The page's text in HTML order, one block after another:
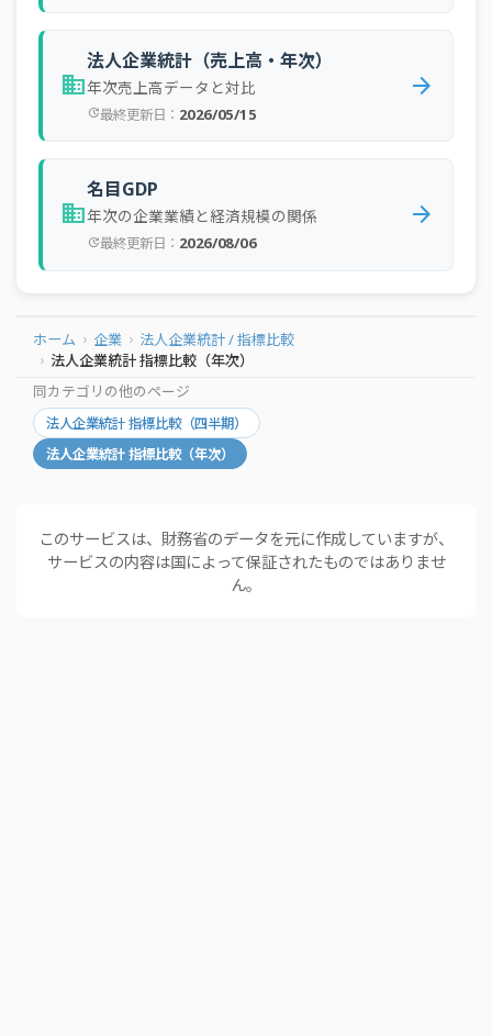
business
法人企業統計（売上高・年次）
年次売上高データと対比
update最終更新日： 2026/05/15
arrow_forward
business
名目GDP
年次の企業業績と経済規模の関係
update最終更新日： 2026/08/06
arrow_forward
ホーム 企業
法人企業統計 / 指標比較
法人企業統計 指標比較（年次）
同カテゴリの他のページ
法人企業統計 指標比較（四半期）
法人企業統計 指標比較（年次）
このサービスは、財務省のデータを元に作成していますが、
サービスの内容は国によって保証されたものではありませ
ん。